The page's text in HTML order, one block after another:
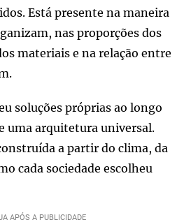
Está presente na maneira
nas proporções dos
materiais e na relação entre
soluções próprias ao longo
uma arquitetura universal.
a partir do clima, da
cada sociedade escolheu